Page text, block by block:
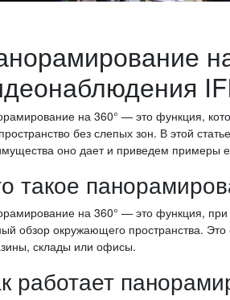
на 360° — это функция,
без слепых зон. В этой
оно дает и приведем примеры
такое
на 360° — это функция, при
обзор окружающего пространства.
склады или офисы.
работает